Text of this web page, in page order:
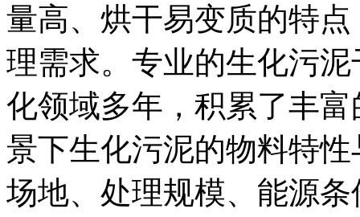
量高、烘干易变质的特
理需求。专业的生化污
化领域多年，积累了丰
景下生化污泥的物料特
场地、处理规模、能源